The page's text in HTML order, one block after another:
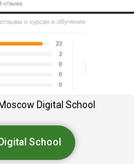
Digital School
School